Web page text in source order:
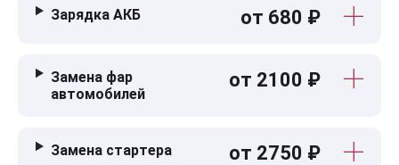
Зарядка АКБ от 680 ₽
Замена фар
автомобилей
от 2100 ₽
Замена стартера от 2750 ₽